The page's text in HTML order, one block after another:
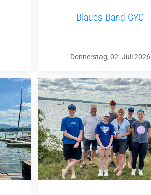
Blaues Band CYC
Donnerstag, 02. Juli 2026